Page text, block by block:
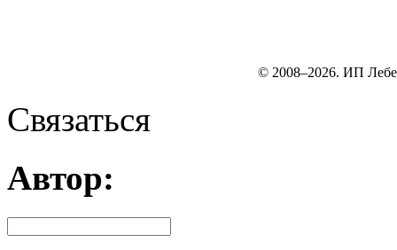
© 2008–2026. ИП
Связаться
Автор: